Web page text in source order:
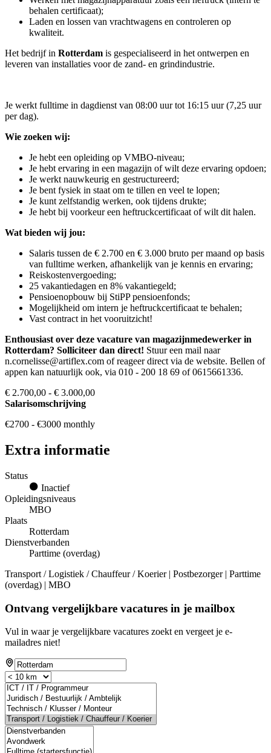
behalen certificaat);
Laden en lossen van vrachtwagens en controleren op
kwaliteit.
Het bedrijf in Rotterdam is gespecialiseerd in het ontwerpen en
leveren van installaties voor de zand- en grindindustrie.
Je werkt fulltime in dagdienst van 08:00 uur tot 16:15 uur (7,25 uur
per dag).
Wie zoeken wij:
Je hebt een opleiding op VMBO-niveau;
Je hebt ervaring in een magazijn of wilt deze ervaring opdoen;
Je werkt nauwkeurig en gestructureerd;
Je bent fysiek in staat om te tillen en veel te lopen;
Je kunt zelfstandig werken, ook tijdens drukte;
Je hebt bij voorkeur een heftruckcertificaat of wilt dit halen.
Wat bieden wij jou:
Salaris tussen de € 2.700 en € 3.000 bruto per maand op basis
van fulltime werken, afhankelijk van je kennis en ervaring;
Reiskostenvergoeding;
25 vakantiedagen en 8% vakantiegeld;
Pensioenopbouw bij StiPP pensioenfonds;
Mogelijkheid om intern je heftruckcertificaat te behalen;
Vast contract in het vooruitzicht!
Enthousiast over deze vacature van magazijnmedewerker in
Rotterdam? Solliciteer dan direct! Stuur een mail naar
n.cornelisse@artiflex.com of reageer direct via de website. Bellen of
appen kan natuurlijk ook, via 010 - 200 18 69 of 0615661336.
€ 2.700,00 - € 3.000,00
Salarisomschrijving
€2700 - €3000 monthly
Extra informatie
Status
Inactief
Opleidingsniveaus
MBO
Plaats
Rotterdam
Dienstverbanden
Parttime (overdag)
Transport / Logistiek / Chauffeur / Koerier | Postbezorger | Parttime
(overdag) | MBO
Ontvang vergelijkbare vacatures in je mailbox
Vul in waar je vergelijkbare vacatures zoekt en vergeet je e-
mailadres niet!